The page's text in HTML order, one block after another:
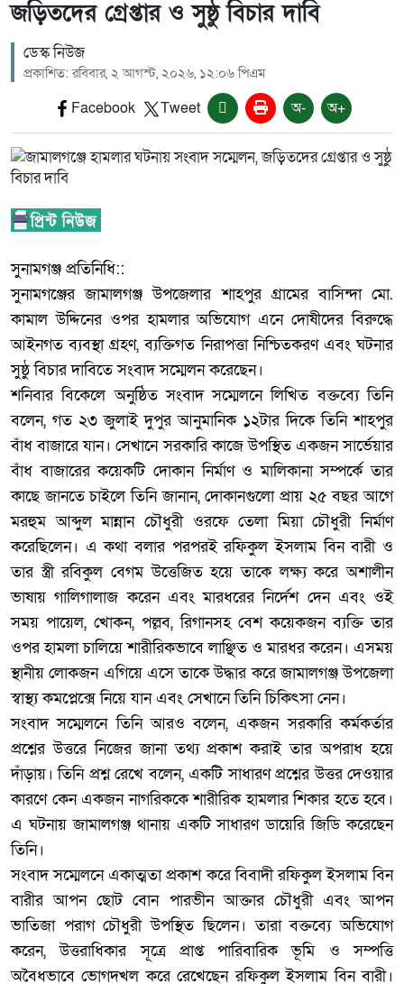
জড়িতদের গ্রেপ্তার ও সুষ্ঠু বিচার দাবি
ডেস্ক নিউজ
প্রকাশিত: রবিবার, ২ আগস্ট, ২০২৬, ১২:০৬ পিএম
Facebook Tweet অ- অ+
‎সুনামগঞ্জ প্রতিনিধি::
‎সুনামগঞ্জের জামালগঞ্জ উপজেলার শাহপুর গ্রামের বাসিন্দা মো.
কামাল উদ্দিনের ওপর হামলার অভিযোগ এনে দোষীদের বিরুদ্ধে
আইনগত ব্যবস্থা গ্রহণ, ব্যক্তিগত নিরাপত্তা নিশ্চিতকরণ এবং ঘটনার
সুষ্ঠু বিচার দাবিতে সংবাদ সম্মেলন করেছেন।
‎শনিবার বিকেলে অনুষ্ঠিত সংবাদ সম্মেলনে লিখিত বক্তব্যে তিনি
বলেন, গত ২৩ জুলাই দুপুর আনুমানিক ১২টার দিকে তিনি শাহপুর
বাঁধ বাজারে যান। সেখানে সরকারি কাজে উপস্থিত একজন সার্ভেয়ার
বাঁধ বাজারের কয়েকটি দোকান নির্মাণ ও মালিকানা সম্পর্কে তার
কাছে জানতে চাইলে তিনি জানান, দোকানগুলো প্রায় ২৫ বছর আগে
মরহুম আব্দুল মান্নান চৌধুরী ওরফে তেলা মিয়া চৌধুরী নির্মাণ
করেছিলেন। এ কথা বলার পরপরই রফিকুল ইসলাম বিন বারী ও
তার স্ত্রী রবিকুল বেগম উত্তেজিত হয়ে তাকে লক্ষ্য করে অশালীন
ভাষায় গালিগালাজ করেন এবং মারধরের নির্দেশ দেন এবং ওই
সময় পায়েল, খোকন, পল্লব, রিগানসহ বেশ কয়েকজন ব্যক্তি তার
ওপর হামলা চালিয়ে শারীরিকভাবে লাঞ্ছিত ও মারধর করেন। এসময়
স্থানীয় লোকজন এগিয়ে এসে তাকে উদ্ধার করে জামালগঞ্জ উপজেলা
স্বাস্থ্য কমপ্লেক্সে নিয়ে যান এবং সেখানে তিনি চিকিৎসা নেন।
‎সংবাদ সম্মেলনে তিনি আরও বলেন, একজন সরকারি কর্মকর্তার
প্রশ্নের উত্তরে নিজের জানা তথ্য প্রকাশ করাই তার অপরাধ হয়ে
দাঁড়ায়। তিনি প্রশ্ন রেখে বলেন, একটি সাধারণ প্রশ্নের উত্তর দেওয়ার
কারণে কেন একজন নাগরিককে শারীরিক হামলার শিকার হতে হবে।
এ ঘটনায় জামালগঞ্জ থানায় একটি সাধারণ ডায়েরি জিডি করেছেন
তিনি।
‎সংবাদ সম্মেলনে একাত্মতা প্রকাশ করে বিবাদী রফিকুল ইসলাম বিন
বারীর আপন ছোট বোন পারভীন আক্তার চৌধুরী এবং আপন
ভাতিজা পরাগ চৌধুরী উপস্থিত ছিলেন। তারা বক্তব্যে অভিযোগ
করেন, উত্তরাধিকার সূত্রে প্রাপ্ত পারিবারিক ভূমি ও সম্পত্তি
অবৈধভাবে ভোগদখল করে রেখেছেন রফিকুল ইসলাম বিন বারী।